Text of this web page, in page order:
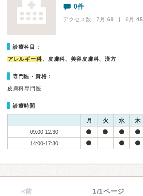
0件
アクセス数 7月:60 | 6月:45
診療科目：
アレルギー科、皮膚科、美容皮膚科、漢方
専門医・資格：
皮膚科専門医
診療時間
月 火 水 木
09:00-12:30
14:00-17:30
«前 1/1ページ